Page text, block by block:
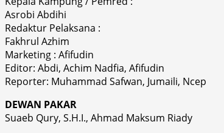
Asrobi Abdihi
Redaktur Pelaksana :
Fakhrul Azhim
Marketing : Afifudin
Editor: Abdi, Achim Nadfia, Afifudin
Reporter: Muhammad Safwan, Jumaili, Ncep
DEWAN PAKAR
Suaeb Qury, S.H.I., Ahmad Maksum Riady